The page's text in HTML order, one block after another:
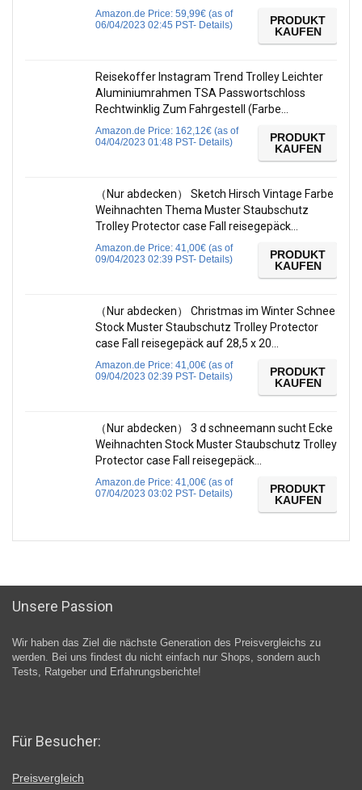
Amazon.de Price: 59,99€ (as of
06/04/2023 02:45 PST- Details)
PRODUKT
KAUFEN
Reisekoffer Instagram Trend Trolley Leichter
Aluminiumrahmen TSA Passwortschloss
Rechtwinklig Zum Fahrgestell (Farbe…
Amazon.de Price: 162,12€ (as of
04/04/2023 01:48 PST- Details)
PRODUKT
KAUFEN
（Nur abdecken） Sketch Hirsch Vintage Farbe
Weihnachten Thema Muster Staubschutz
Trolley Protector case Fall reisegepäck…
Amazon.de Price: 41,00€ (as of
09/04/2023 02:39 PST- Details)
PRODUKT
KAUFEN
（Nur abdecken） Christmas im Winter Schnee
Stock Muster Staubschutz Trolley Protector
case Fall reisegepäck auf 28,5 x 20…
Amazon.de Price: 41,00€ (as of
09/04/2023 02:39 PST- Details)
PRODUKT
KAUFEN
（Nur abdecken） 3 d schneemann sucht Ecke
Weihnachten Stock Muster Staubschutz Trolley
Protector case Fall reisegepäck…
Amazon.de Price: 41,00€ (as of
07/04/2023 03:02 PST- Details)
PRODUKT
KAUFEN
Unsere Passion
Wir haben das Ziel die nächste Generation des Preisvergleichs zu
werden. Bei uns findest du nicht einfach nur Shops, sondern auch
Tests, Ratgeber und Erfahrungsberichte!
Für Besucher:
Preisvergleich